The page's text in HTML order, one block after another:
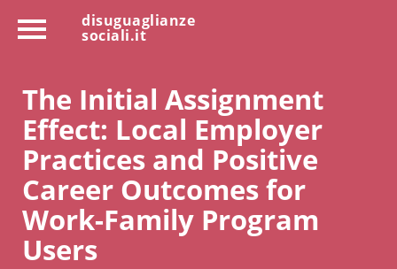
disuguaglianze
sociali.it
The Initial Assignment
Effect: Local Employer
Practices and Positive
Career Outcomes for
Work-Family Program
Users